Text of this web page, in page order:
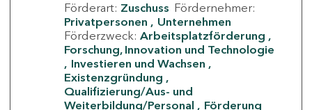
Förderart: Zuschuss Fördernehmer:
Privatpersonen
Unternehmen
Förderzweck: Arbeitsplatzförderung
Forschung, Innovation und Technologie
Investieren und Wachsen
Existenzgründung
Qualifizierung/Aus- und
Weiterbildung/Personal
Förderung